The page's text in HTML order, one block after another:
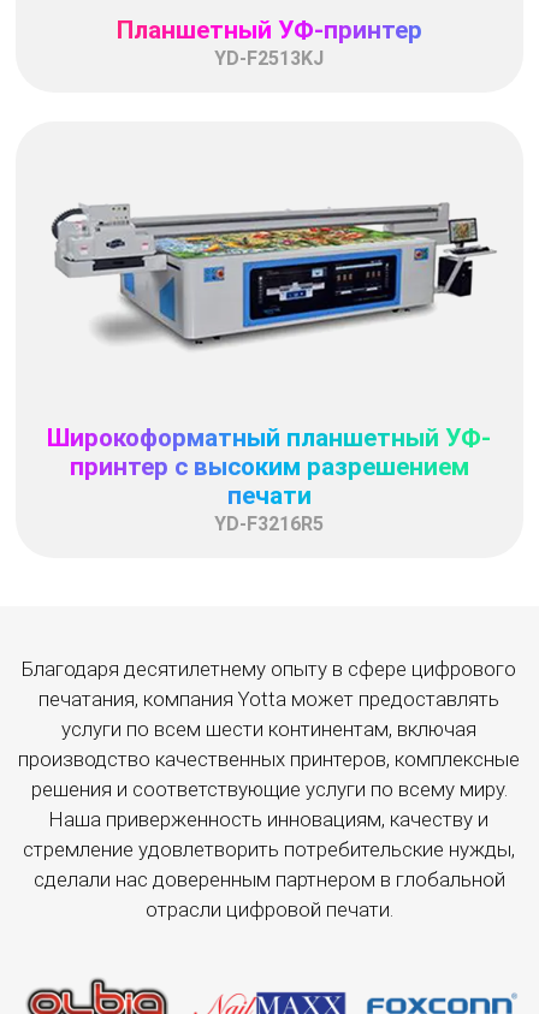
Планшетный УФ-принтер
YD-F2513KJ
Широкоформатный планшетный УФ-
принтер с высоким разрешением
печати
YD-F3216R5
Благодаря десятилетнему опыту в сфере цифрового
печатания, компания Yotta может предоставлять
услуги по всем шести континентам, включая
производство качественных принтеров, комплексные
решения и соответствующие услуги по всему миру.
Наша приверженность инновациям, качеству и
стремление удовлетворить потребительские нужды,
сделали нас доверенным партнером в глобальной
отрасли цифровой печати.